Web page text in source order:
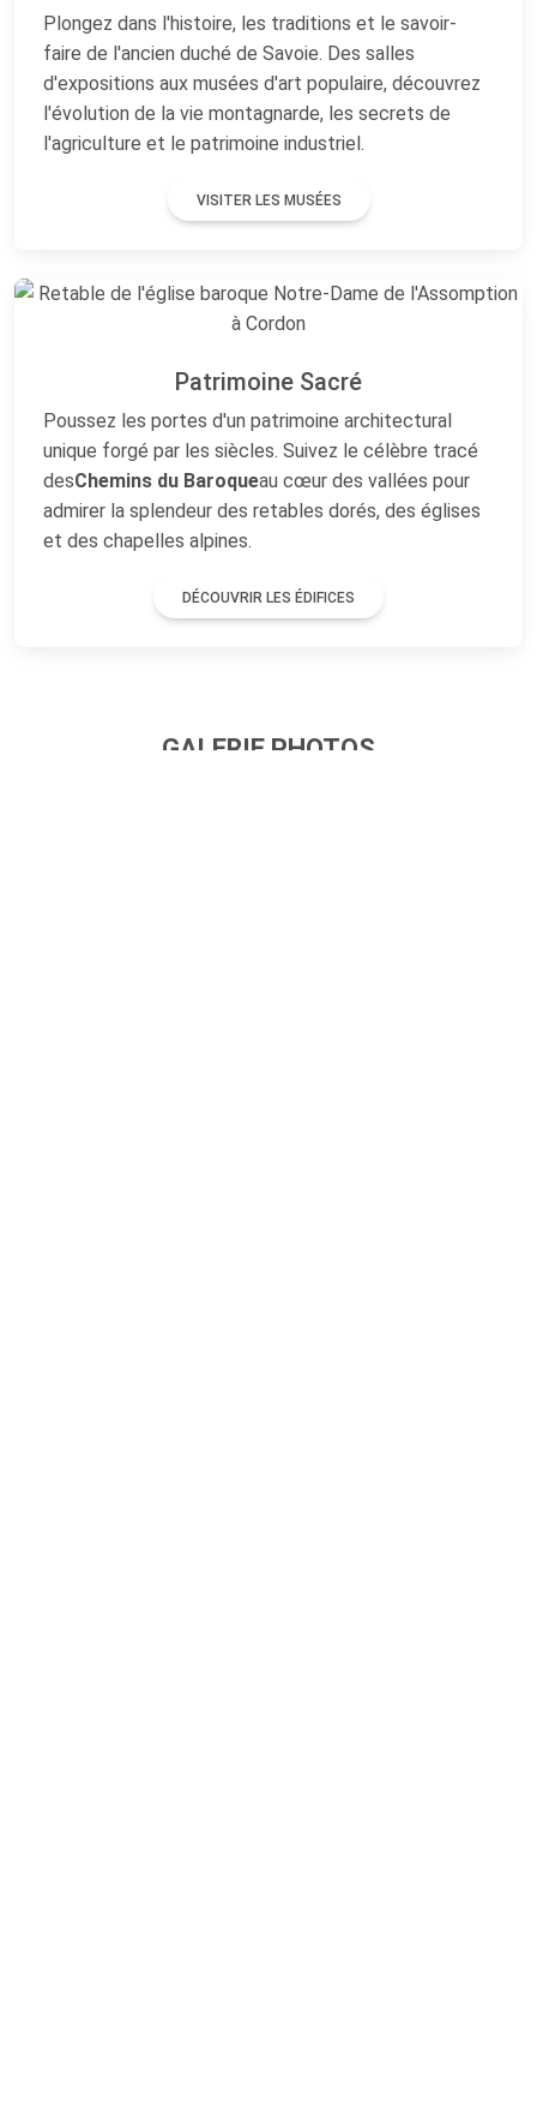
Plongez dans l'histoire, les traditions et le savoir-
faire de l'ancien duché de Savoie. Des salles
d'expositions aux musées d'art populaire, découvrez
l'évolution de la vie montagnarde, les secrets de
l'agriculture et le patrimoine industriel.
VISITER LES MUSÉES
Patrimoine Sacré
Poussez les portes d'un patrimoine architectural
unique forgé par les siècles. Suivez le célèbre tracé
desChemins du Baroqueau cœur des vallées pour
admirer la splendeur des retables dorés, des églises
et des chapelles alpines.
DÉCOUVRIR LES ÉDIFICES
GALERIE PHOTOS